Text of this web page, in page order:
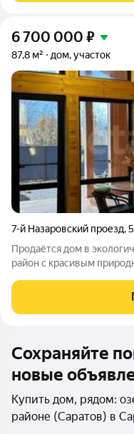
6 700 000 ₽
87,8 м² дом, участок
7-й Назаровский проезд,
Продаётся дом в
район с красивым
просторная терраса.
электрический тёплый пол
Сохраняйте
новые
Купить дом, рядом:
районе (Саратов) в